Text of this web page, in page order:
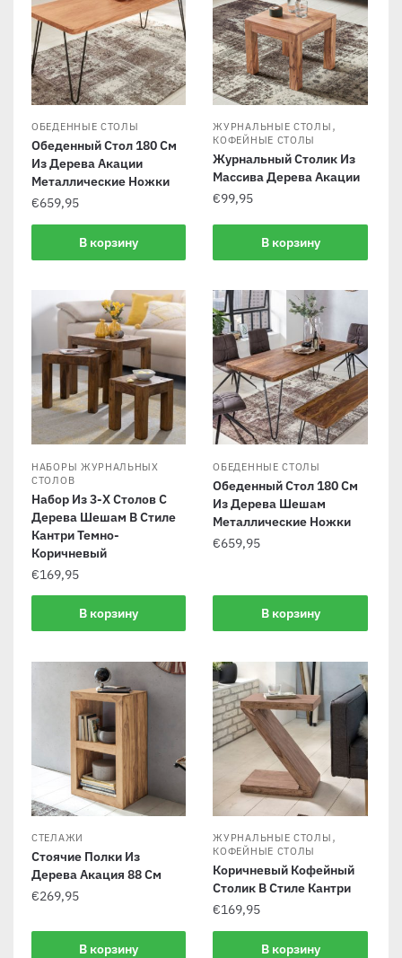
ОБЕДЕННЫЕ СТОЛЫ
Обеденный Стол 180 См
Из Дерева Акации
Металлические Ножки
€659,95
В корзину
ЖУРНАЛЬНЫЕ СТОЛЫ ,
КОФЕЙНЫЕ СТОЛЫ
Журнальный Столик Из
Массива Дерева Акации
€99,95
В корзину
НАБОРЫ ЖУРНАЛЬНЫХ
СТОЛОВ
Набор Из 3-Х Столов С
Дерева Шешам В Стиле
Кантри Темно-
Коричневый
€169,95
В корзину
ОБЕДЕННЫЕ СТОЛЫ
Обеденный Стол 180 См
Из Дерева Шешам
Металлические Ножки
€659,95
В корзину
СТЕЛАЖИ
Стоячие Полки Из
Дерева Акация 88 См
€269,95
В корзину
ЖУРНАЛЬНЫЕ СТОЛЫ ,
КОФЕЙНЫЕ СТОЛЫ
Коричневый Кофейный
Столик В Стиле Кантри
€169,95
В корзину